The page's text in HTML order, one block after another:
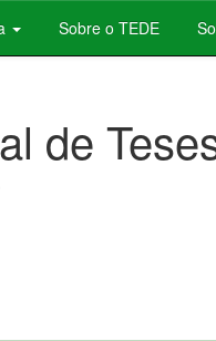
Sobre o TEDE
de